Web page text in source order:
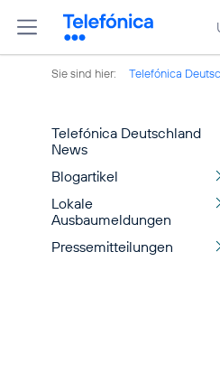
Sie sind hier: Telefónica
Telefónica Deutschland
News
Blogartikel
Lokale
Ausbaumeldungen
Pressemitteilungen